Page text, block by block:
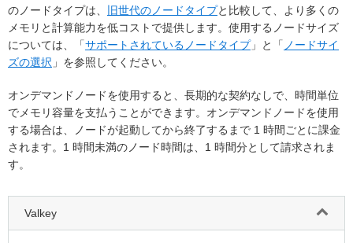
のノードタイプは、
旧世代のノードタイプと比較して、より多くの
メモリと計算能力を低コストで提供します。使用するノードサイズ
については、「サポートされているノードタイプ」と「 ノードサイ
ズの選択 」を参照してください。
オンデマンドノードを使用すると、長期的な契約なしで、時間単位
でメモリ容量を支払うことができます。オンデマンドノードを使用
する場合は、ノードが起動してから終了するまで 1 時間ごとに課金
されます。1 時間未満のノード時間は、1 時間分として請求されま
す。
Valkey